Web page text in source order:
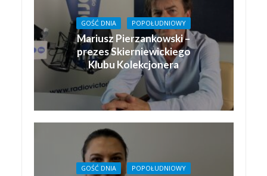
GOŚĆ DNIA POPOŁUDNIOWY
Mariusz Pierzankowski –
prezes Skierniewickiego
Klubu Kolekcjonera
GOŚĆ DNIA POPOŁUDNIOWY